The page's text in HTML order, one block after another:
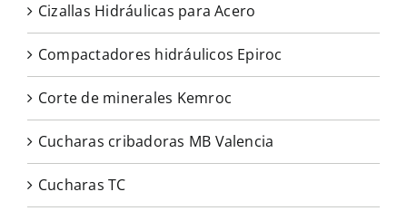
Cizallas Hidráulicas para Acero
Compactadores hidráulicos Epiroc
Corte de minerales Kemroc
Cucharas cribadoras MB Valencia
Cucharas TC